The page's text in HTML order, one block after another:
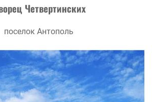
Четвертинских
поселок Антополь